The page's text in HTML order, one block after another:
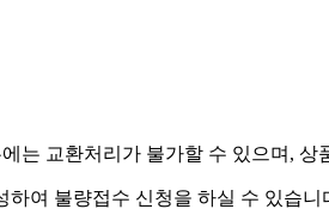
는 교환처리가 불가할 수 있으며,
여 불량접수 신청을 하실 수 있습니